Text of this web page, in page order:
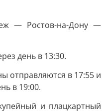
— Ростов-на-Дону —
день в 13:30.
отправляются в 17:55 и
в 19:00.
и плацкартный